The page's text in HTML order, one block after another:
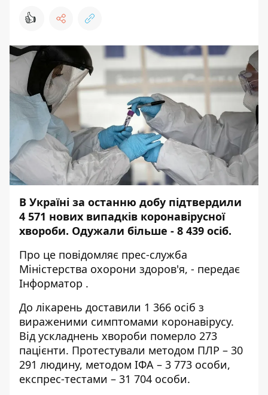
👍
В Україні за останню добу підтвердили
4 571 нових випадків коронавірусної
хвороби. Одужали більше - 8 439 осіб.
Про це повідомляє прес-служба
Міністерства охорони здоров'я, - передає
Інформатор .
До лікарень доставили 1 366 осіб з
вираженими симптомами коронавірусу.
Від ускладнень хвороби померло 273
пацієнти. Протестували методом ПЛР – 30
291 людину, методом ІФА – 3 773 особи,
експрес-тестами – 31 704 особи.